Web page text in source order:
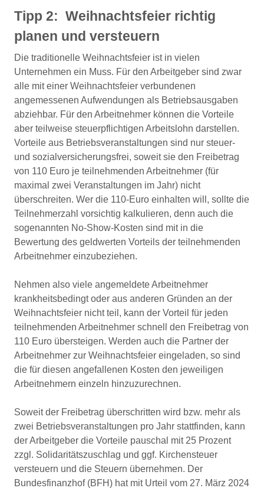
Tipp 2: Weihnachtsfeier richtig
planen und versteuern
Die traditionelle Weihnachtsfeier ist in vielen
Unternehmen ein Muss. Für den Arbeitgeber sind zwar
alle mit einer Weihnachtsfeier verbundenen
angemessenen Aufwendungen als Betriebsausgaben
abziehbar. Für den Arbeitnehmer können die Vorteile
aber teilweise steuerpflichtigen Arbeitslohn darstellen.
Vorteile aus Betriebsveranstaltungen sind nur steuer-
und sozialversicherungsfrei, soweit sie den Freibetrag
von 110 Euro je teilnehmenden Arbeitnehmer (für
maximal zwei Veranstaltungen im Jahr) nicht
überschreiten. Wer die 110-Euro einhalten will, sollte die
Teilnehmerzahl vorsichtig kalkulieren, denn auch die
sogenannten No-Show-Kosten sind mit in die
Bewertung des geldwerten Vorteils der teilnehmenden
Arbeitnehmer einzubeziehen.
Nehmen also viele angemeldete Arbeitnehmer
krankheitsbedingt oder aus anderen Gründen an der
Weihnachtsfeier nicht teil, kann der Vorteil für jeden
teilnehmenden Arbeitnehmer schnell den Freibetrag von
110 Euro übersteigen. Werden auch die Partner der
Arbeitnehmer zur Weihnachtsfeier eingeladen, so sind
die für diesen angefallenen Kosten den jeweiligen
Arbeitnehmern einzeln hinzuzurechnen.
Soweit der Freibetrag überschritten wird bzw. mehr als
zwei Betriebsveranstaltungen pro Jahr stattfinden, kann
der Arbeitgeber die Vorteile pauschal mit 25 Prozent
zzgl. Solidaritätszuschlag und ggf. Kirchensteuer
versteuern und die Steuern übernehmen. Der
Bundesfinanzhof (BFH) hat mit Urteil vom 27. März 2024